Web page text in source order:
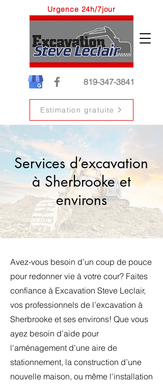
Urgence 24h/7jour
819-347-3841
Estimation gratuite
Services d’excavation
à Sherbrooke et
environs
Avez-vous besoin d’un coup de pouce
pour redonner vie à votre cour? Faites
confiance à Excavation Steve Leclair,
vos professionnels de l’excavation à
Sherbrooke et ses environs! Que vous
ayez besoin d’aide pour
l'aménagement d'une aire de
stationnement, la construction d’une
nouvelle maison, ou même l'installation